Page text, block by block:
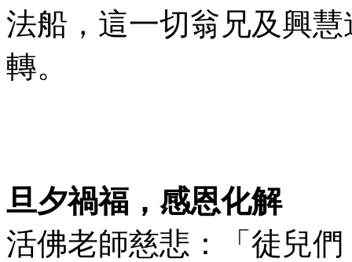
法船，這一切翁兄及興
轉。
旦夕禍福，感恩化解
活佛老師慈悲：「徒兒